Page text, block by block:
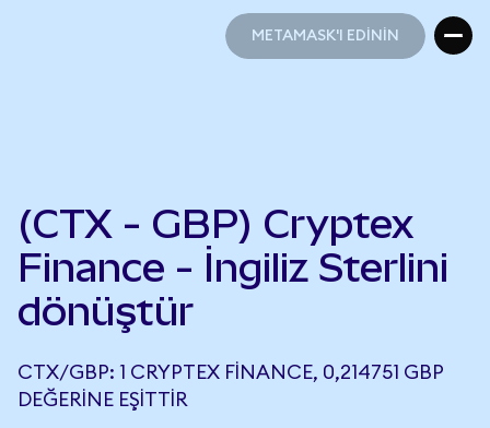
METAMASK'I EDİNİN
(CTX - GBP) Cryptex
Finance - İngiliz Sterlini
dönüştür
CTX/GBP: 1 CRYPTEX FINANCE, 0,214751 GBP
DEĞERINE EŞITTIR